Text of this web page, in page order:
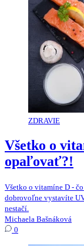
ZDRAVIE
Všetko o
opaľovať?!
Všetko o vitamíne D -
dobrovoľne vystavíte
nestačí.
Michaela Bašnáková
0